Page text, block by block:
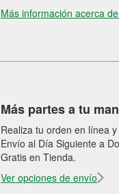
Más información acerca
Más partes a tu
Realiza tu orden en línea
Envío al Día Siguiente a
Gratis en Tienda.
Ver opciones de envío